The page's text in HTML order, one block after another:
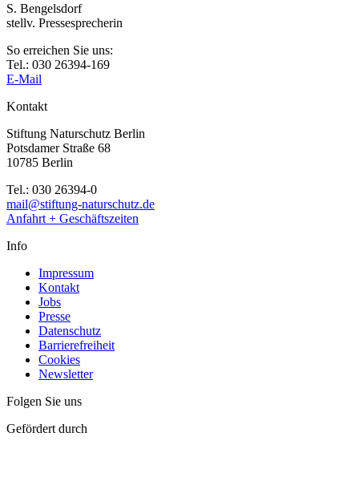
S. Bengelsdorf
stellv. Pressesprecherin
So erreichen Sie uns:
Tel.: 030 26394-169
E-Mail
Kontakt
Stiftung Naturschutz Berlin
Potsdamer Straße 68
10785 Berlin
Tel.: 030 26394-0
mail@stiftung-naturschutz.de
Anfahrt + Geschäftszeiten
Info
Impressum
Kontakt
Jobs
Presse
Datenschutz
Barrierefreiheit
Cookies
Newsletter
Folgen Sie uns
Gefördert durch